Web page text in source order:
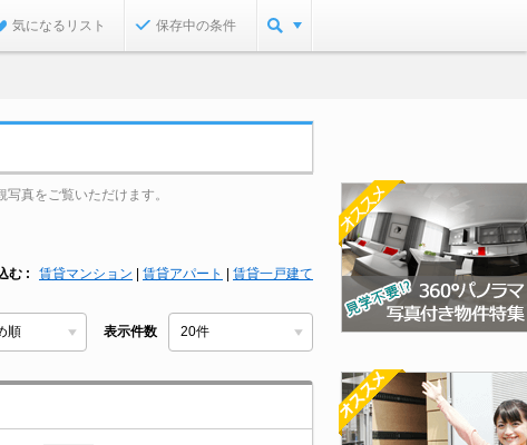
気になるリスト 保存中の条件
真をご覧いただけます。
む 賃貸マンション 賃貸アパート 賃貸一戸建て
表示件数